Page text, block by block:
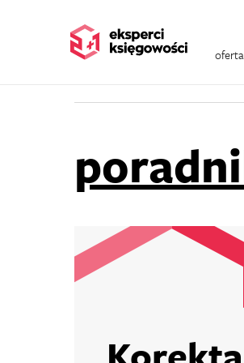
oferta
Wszystkie kategorie
Podatki w e-commerce